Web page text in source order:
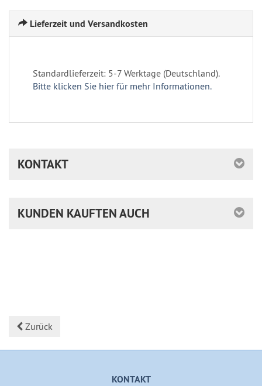
Lieferzeit und Versandkosten
Standardlieferzeit: 5-7 Werktage (Deutschland).
Bitte klicken Sie hier für mehr Informationen.
KONTAKT
KUNDEN KAUFTEN AUCH
Zurück
KONTAKT